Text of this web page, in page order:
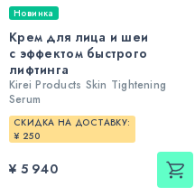
Новинка
Крем для лица и шеи
с эффектом быстрого
лифтинга
Kirei Products Skin Tightening
Serum
СКИДКА НА ДОСТАВКУ:
¥ 250
¥ 5 940